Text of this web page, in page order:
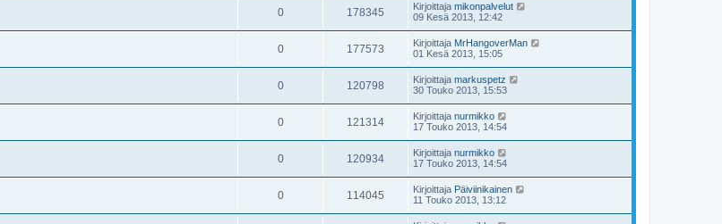
0 178345 Kirjoittaja mikonpalvelut
09 Kesä 2013, 12:42
0 177573 Kirjoittaja MrHangoverMan
01 Kesä 2013, 15:05
0 120798 Kirjoittaja markuspetz
30 Touko 2013, 15:53
0 121314 Kirjoittaja nurmikko
17 Touko 2013, 14:54
0 120934 Kirjoittaja nurmikko
17 Touko 2013, 14:54
0 114045 Kirjoittaja Päiviinikainen
11 Touko 2013, 13:12